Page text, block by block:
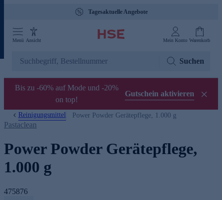
Tagesaktuelle Angebote
Menü Ansicht Mein Konto Warenkorb
Suchen
Bis zu -60% auf Mode und -20%
on top!
Gutschein aktivieren
Reinigungsmittel Power Powder Gerätepflege, 1.000 g
Pastaclean
Power Powder Gerätepflege,
1.000 g
475876